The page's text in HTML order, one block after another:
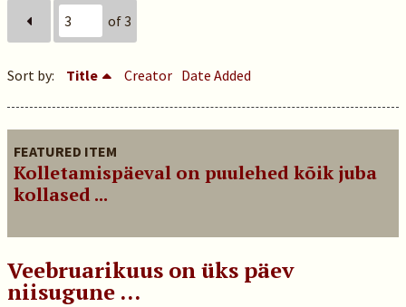
of 3
Sort by: Title Creator Date Added
FEATURED ITEM
Kolletamispäeval on puulehed kõik juba
kollased ...
Veebruarikuus on üks päev
niisugune …